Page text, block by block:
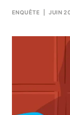
ENQUÊTE | JUIN